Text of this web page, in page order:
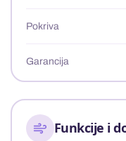
Pokriva
Garancija
Funkcije i